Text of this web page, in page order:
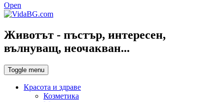
Open
Животът - пъстър, интересен,
вълнуващ, неочакван...
Toggle menu
Красота и здраве
Козметика